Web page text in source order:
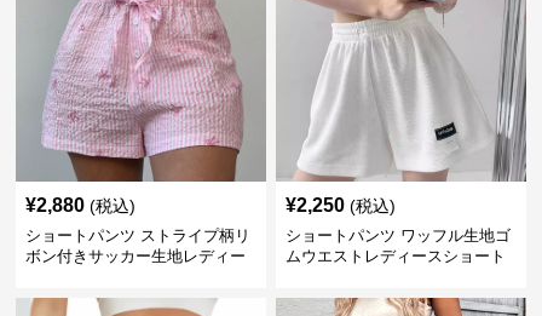
¥2,880 (税込)
ショートパンツ ストライプ柄リ
ボン付きサッカー生地レディー
¥2,250 (税込)
ショートパンツ ワッフル生地ゴ
ムウエストレディースショート